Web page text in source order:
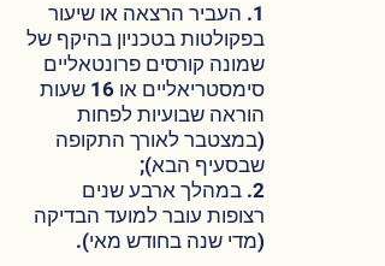
1. העביר הרצאה או שיעור
בפקולטות בטכניון בהיקף של
שמונה קורסים פרונטאליים
סימסטריאליים או 16 שעות
הוראה שבועיות לפחות
(במצטבר לאורך התקופה
שבסעיף הבא);
2. במהלך ארבע שנים
רצופות עובר למועד הבדיקה
(מדי שנה בחודש מאי).